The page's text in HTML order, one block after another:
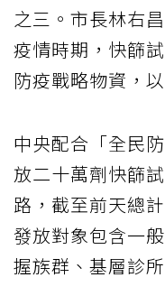
之三。市長林右
疫情時期，快篩
防疫戰略物資，
中央配合「全民
放二十萬劑快篩
路，截至前天總
發放對象包含一
握族群、基層診